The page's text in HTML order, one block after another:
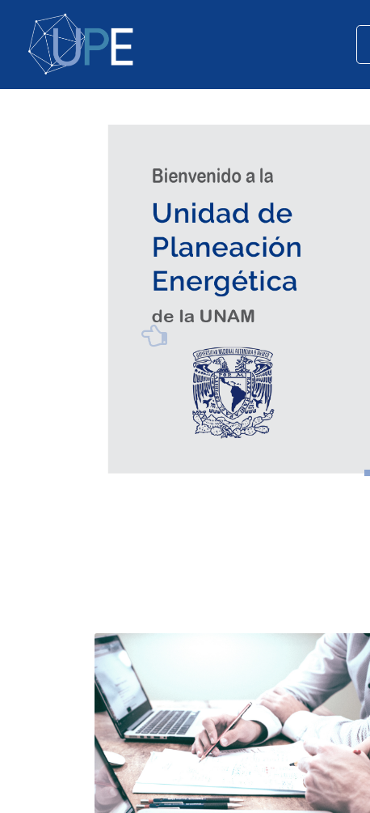
Anterior